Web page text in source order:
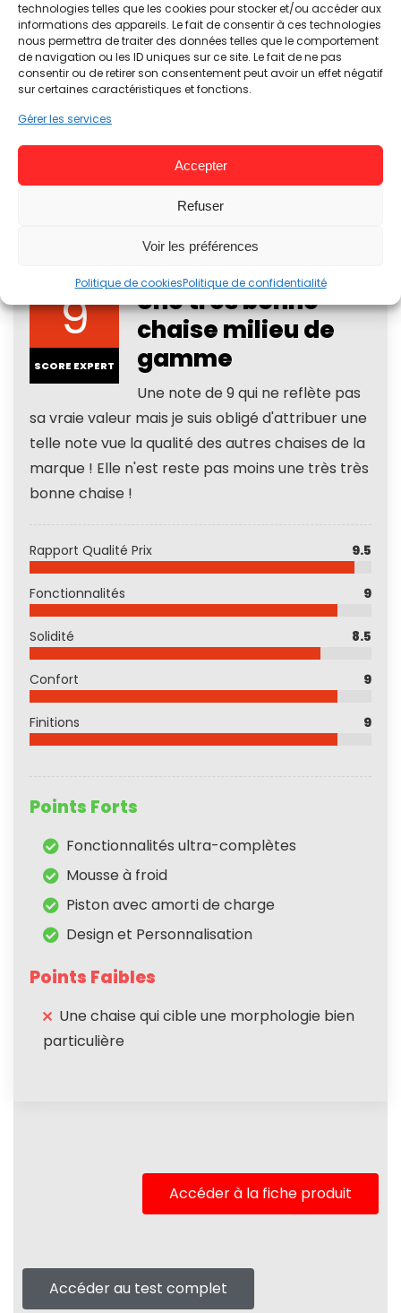
technologies telles que les cookies pour stocker et/ou accéder aux
informations des appareils. Le fait de consentir à ces technologies
nous permettra de traiter des données telles que le comportement
de navigation ou les ID uniques sur ce site. Le fait de ne pas
consentir ou de retirer son consentement peut avoir un effet négatif
sur certaines caractéristiques et fonctions.
Gérer les services
Accepter
Refuser
Voir les préférences
Politique de cookiesPolitique de confidentialité
Caractéristiques Produit
Poids Maximal : 110Kg
Angle : Jusqu’à 165°
9
SCORE EXPERT
Une très bonne
chaise milieu de
gamme
Une note de 9 qui ne reflète pas
sa vraie valeur mais je suis obligé d'attribuer une
telle note vue la qualité des autres chaises de la
marque ! Elle n'est reste pas moins une très très
bonne chaise !
Rapport Qualité Prix 9.5
Fonctionnalités 9
Solidité 8.5
Confort 9
Finitions 9
Points Forts
Fonctionnalités ultra-complètes
Mousse à froid
Piston avec amorti de charge
Design et Personnalisation
Points Faibles
Une chaise qui cible une morphologie bien
particulière
Accéder à la fiche produit
Accéder au test complet